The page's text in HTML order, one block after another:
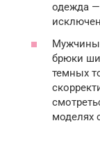
одежда
Мужчины
брюки
темных
моделях